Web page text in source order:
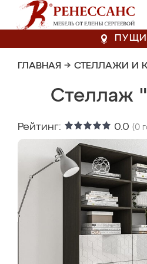
ГЛАВНАЯ → СТЕЛЛАЖИ И
Стеллаж
Рейтинг: 0.0 (0